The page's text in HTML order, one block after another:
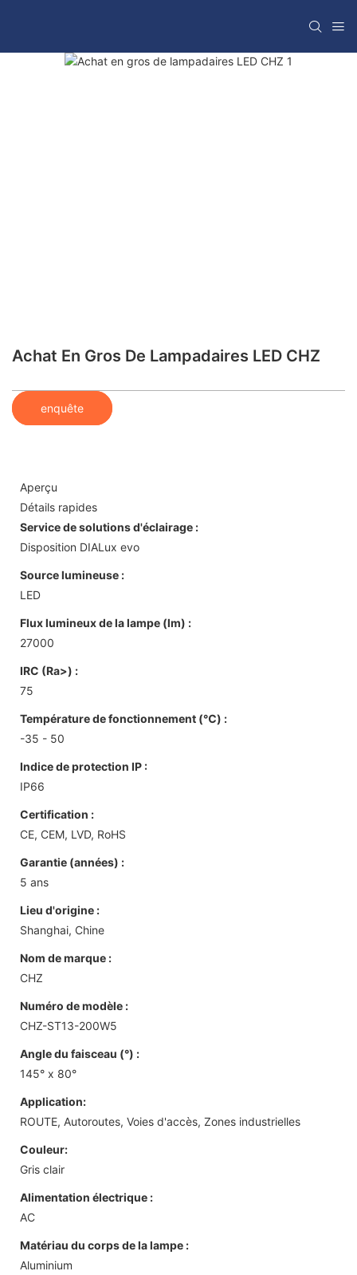
Achat En Gros De Lampadaires LED CHZ
enquête
Aperçu
Détails rapides
Service de solutions d'éclairage :
Disposition DIALux evo
Source lumineuse :
LED
Flux lumineux de la lampe (lm) :
27000
IRC (Ra>) :
75
Température de fonctionnement (℃) :
-35 - 50
Indice de protection IP :
IP66
Certification :
CE, CEM, LVD, RoHS
Garantie (années) :
5 ans
Lieu d'origine :
Shanghai, Chine
Nom de marque :
CHZ
Numéro de modèle :
CHZ-ST13-200W5
Angle du faisceau (°) :
145° x 80°
Application:
ROUTE, Autoroutes, Voies d'accès, Zones industrielles
Couleur:
Gris clair
Alimentation électrique :
AC
Matériau du corps de la lampe :
Aluminium